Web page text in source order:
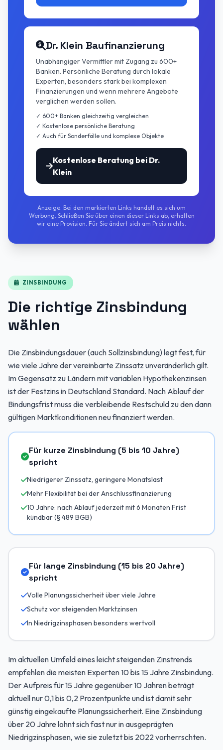
Dr. Klein Baufinanzierung
Unabhängiger Vermittler mit Zugang zu 600+
Banken. Persönliche Beratung durch lokale
Experten, besonders stark bei komplexen
Finanzierungen und wenn mehrere Angebote
verglichen werden sollen.
✓ 600+ Banken gleichzeitig vergleichen
✓ Kostenlose persönliche Beratung
✓ Auch für Sonderfälle und komplexe Objekte
Kostenlose Beratung bei Dr.
Klein
Anzeige. Bei den markierten Links handelt es sich um
Werbung. Schließen Sie über einen dieser Links ab, erhalten
wir eine Provision. Für Sie ändert sich am Preis nichts.
ZINSBINDUNG
Die richtige Zinsbindung
wählen
Die Zinsbindungsdauer (auch Sollzinsbindung) legt fest, für
wie viele Jahre der vereinbarte Zinssatz unveränderlich gilt.
Im Gegensatz zu Ländern mit variablen Hypothekenzinsen
ist der Festzins in Deutschland Standard. Nach Ablauf der
Bindungsfrist muss die verbleibende Restschuld zu den dann
gültigen Marktkonditionen neu finanziert werden.
Für kurze Zinsbindung (5 bis 10 Jahre)
spricht
Niedrigerer Zinssatz, geringere Monatslast
Mehr Flexibilität bei der Anschlussfinanzierung
10 Jahre: nach Ablauf jederzeit mit 6 Monaten Frist
kündbar (§ 489 BGB)
Für lange Zinsbindung (15 bis 20 Jahre)
spricht
Volle Planungssicherheit über viele Jahre
Schutz vor steigenden Marktzinsen
In Niedrigzinsphasen besonders wertvoll
Im aktuellen Umfeld eines leicht steigenden Zinstrends
empfehlen die meisten Experten 10 bis 15 Jahre Zinsbindung.
Der Aufpreis für 15 Jahre gegenüber 10 Jahren beträgt
aktuell nur 0,1 bis 0,2 Prozentpunkte und ist damit sehr
günstig eingekaufte Planungssicherheit. Eine Zinsbindung
über 20 Jahre lohnt sich fast nur in ausgeprägten
Niedrigzinsphasen, wie sie zuletzt bis 2022 vorherrschten.